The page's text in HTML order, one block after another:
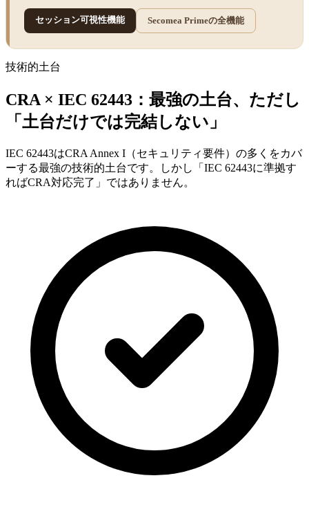
セッション可視性機能 Secomea Primeの全機能
技術的土台
CRA × IEC 62443：最強の土台、ただし
「土台だけでは完結しない」
IEC 62443はCRA Annex I（セキュリティ要件）の多くをカバ
ーする最強の技術的土台です。しかし「IEC 62443に準拠す
ればCRA対応完了」ではありません。